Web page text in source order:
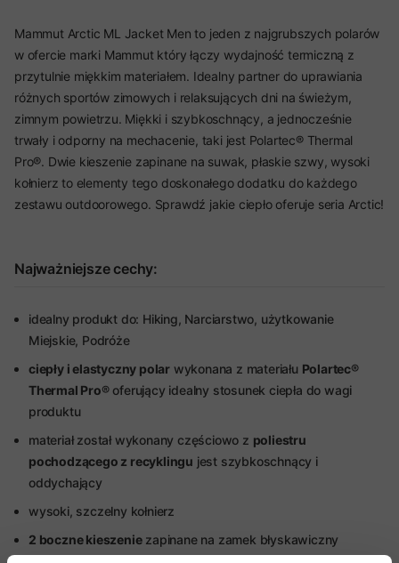
Mammut Arctic ML Jacket Men to jeden z najgrubszych polarów
w ofercie marki Mammut który łączy wydajność termiczną z
przytulnie miękkim materiałem. Idealny partner do uprawiania
różnych sportów zimowych i relaksujących dni na świeżym,
zimnym powietrzu. Miękki i szybkoschnący, a jednocześnie
trwały i odporny na mechacenie, taki jest Polartec® Thermal
Pro®. Dwie kieszenie zapinane na suwak, płaskie szwy, wysoki
kołnierz to elementy tego doskonałego dodatku do każdego
zestawu outdoorowego. Sprawdź jakie ciepło oferuje seria Arctic!
Najważniejsze cechy:
idealny produkt do: Hiking, Narciarstwo, użytkowanie
Miejskie, Podróże
ciepły i elastyczny polar wykonana z materiału Polartec®
Thermal Pro®oferujący idealny stosunek ciepła do wagi
produktu
materiał został wykonany częściowo z poliestru
pochodzącego z recyklingu jest szybkoschnący i
oddychający
wysoki, szczelny kołnierz
2 boczne kieszeniezapinane na zamek błyskawiczny